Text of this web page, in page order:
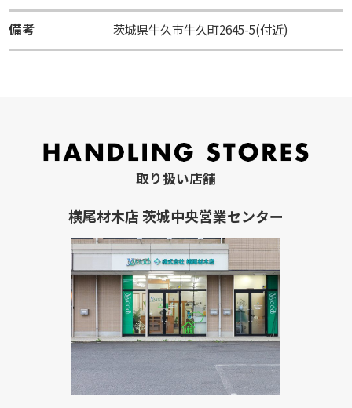
備考 茨城県牛久市牛久町2645-5(付近)
取り扱い店舗
横尾材木店 茨城中央営業センター